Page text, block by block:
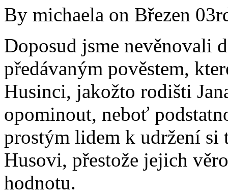
By michaela on Březen
Doposud jsme nevěnovali
předávaným pověstem,
Husinci, jakožto rodišti
opominout, neboť
prostým lidem k udržení si
Husovi, přestože jejich
hodnotu.